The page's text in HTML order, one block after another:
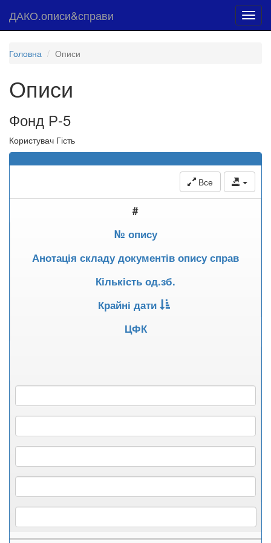
ДАКО.описи&справи
Головна Описи
Описи
Фонд Р-5
Користувач Гість
Все
#
№ опису
Анотація складу документів опису справ
Кількість од.зб.
Крайні дати
ЦФК